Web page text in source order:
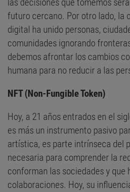
futuro cercano. Por otro lado, la
digital ha unido personas,
comunidades ignorando
debemos afrontar los cambios
humana para no reducir a las
NFT (Non-Fungible Token)
Hoy, a 21 años entrados en el
es más un instrumento pasivo
artística, es parte intrínseca del
necesaria para comprender la
conforman las sociedades y que
colaboraciones. Hoy, su